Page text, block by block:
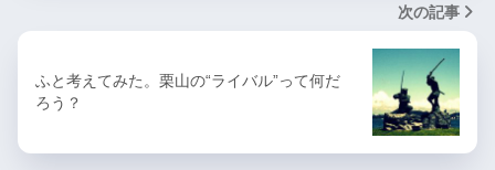
次の記事
ふと考えてみた。栗山の“ライバル”って何だ
ろう？